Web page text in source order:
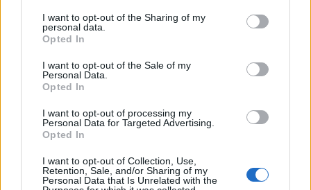
not limited to your visit or usage behaviour. You may click to
grant or deny consent to Google and its third-party tags to
use your data for below specified purposes in below Google
consent section.
I want to opt-out of the Sharing of my
personal data.
Opted In
I want to opt-out of the Sale of my
Personal Data.
Opted In
I want to opt-out of processing my
Personal Data for Targeted Advertising.
Opted In
I want to opt-out of Collection, Use,
Retention, Sale, and/or Sharing of my
Personal Data that Is Unrelated with the